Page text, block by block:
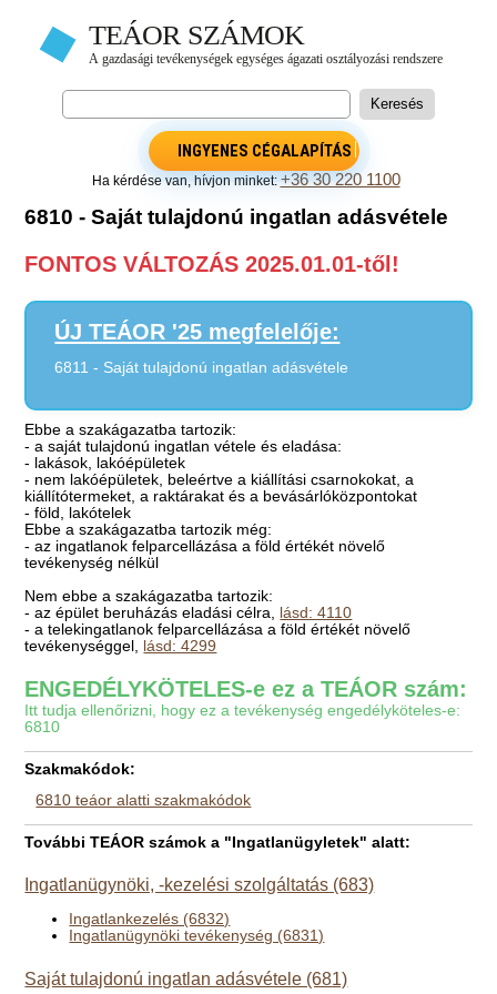
INGYENES CÉGALAPÍTÁS
Ha kérdése van, hívjon minket:+36 30 220 1100
6810 - Saját tulajdonú ingatlan adásvétele
FONTOS VÁLTOZÁS 2025.01.01-től!
ÚJ TEÁOR '25 megfelelője:
6811 - Saját tulajdonú ingatlan adásvétele
Ebbe a szakágazatba tartozik:
- a saját tulajdonú ingatlan vétele és eladása:
- lakások, lakóépületek
- nem lakóépületek, beleértve a kiállítási csarnokokat, a
kiállítótermeket, a raktárakat és a bevásárlóközpontokat
- föld, lakótelek
Ebbe a szakágazatba tartozik még:
- az ingatlanok felparcellázása a föld értékét növelő
tevékenység nélkül
Nem ebbe a szakágazatba tartozik:
- az épület beruházás eladási célra, lásd: 4110
- a telekingatlanok felparcellázása a föld értékét növelő
tevékenységgel, lásd: 4299
ENGEDÉLYKÖTELES-e ez a TEÁOR szám:
Itt tudja ellenőrizni, hogy ez a tevékenység engedélyköteles-e:
6810
Szakmakódok:
6810 teáor alatti szakmakódok
További TEÁOR számok a "Ingatlanügyletek" alatt:
Ingatlanügynöki, -kezelési szolgáltatás (683)
Ingatlankezelés (6832)
Ingatlanügynöki tevékenység (6831)
Saját tulajdonú ingatlan adásvétele (681)